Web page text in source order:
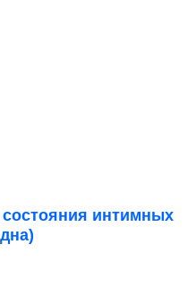
интимных